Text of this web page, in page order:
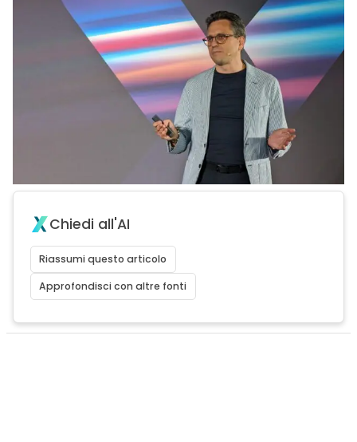
Chiedi all'AI
Riassumi questo articolo
Approfondisci con altre fonti